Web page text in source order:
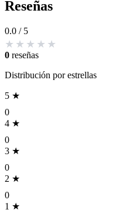
Reseñas
0.0 / 5
0 reseñas
Distribución por estrellas
5 ★
0
4 ★
0
3 ★
0
2 ★
0
1 ★